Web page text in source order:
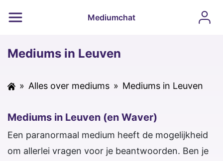
Mediumchat
Mediums in Leuven
» Alles over mediums » Mediums in Leuven
Mediums in Leuven (en Waver)
Een paranormaal medium heeft de mogelijkheid
om allerlei vragen voor je beantwoorden. Ben je